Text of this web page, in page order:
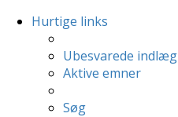
Hurtige links
Ubesvarede indlæg
Aktive emner
Søg